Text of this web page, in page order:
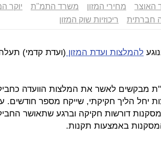
האוצר מחירי המזון משרד התמ"ת יוקר
חברתית
ריכוזיות שוק המזון
להמלצות ועדת המזון (ועדת קדמי)
מבקשים לאשר את המלצות הוועדה
יחל הליך חקיקתי, שייקח מספר
דורשות חקיקה וברגע שתאושר
באמצעות תקנות.